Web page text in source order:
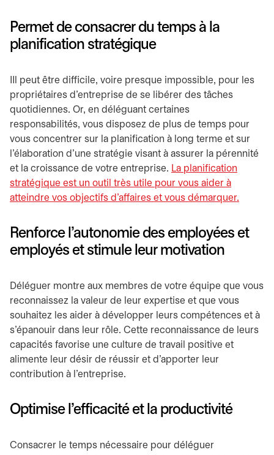
Permet de consacrer du temps à la
planification stratégique
IIl peut être difficile, voire presque impossible, pour les
propriétaires d’entreprise de se libérer des tâches
quotidiennes. Or, en déléguant certaines
responsabilités, vous disposez de plus de temps pour
vous concentrer sur la planification à long terme et sur
l’élaboration d’une stratégie visant à assurer la pérennité
et la croissance de votre entreprise. La planification
stratégique est un outil très utile pour vous aider à
atteindre vos objectifs d’affaires et vous démarquer.
Renforce l’autonomie des employées et
employés et stimule leur motivation
Déléguer montre aux membres de votre équipe que vous
reconnaissez la valeur de leur expertise et que vous
souhaitez les aider à développer leurs compétences et à
s’épanouir dans leur rôle. Cette reconnaissance de leurs
capacités favorise une culture de travail positive et
alimente leur désir de réussir et d’apporter leur
contribution à l’entreprise.
Optimise l’efficacité et la productivité
Consacrer le temps nécessaire pour déléguer